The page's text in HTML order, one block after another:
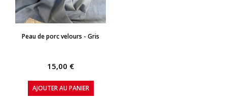
APERÇU RAPIDE
Peau de porc velours - Gris
15,00 €
AJOUTER AU PANIER